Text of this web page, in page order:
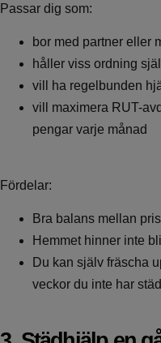
Passar dig som:
bor med partner eller
håller viss ordning
vill ha regelbunden
vill maximera RUT-
pengar varje månad
Fördelar:
Bra balans mellan
Hemmet hinner inte
Du kan själv fräscha
veckor du inte har